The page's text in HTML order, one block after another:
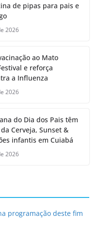
de pipas para pais e
2026
ao Mato
e reforça
a Influenza
2026
do Dia dos Pais têm
Cerveja, Sunset &
infantis em Cuiabá
2026
programação deste fim